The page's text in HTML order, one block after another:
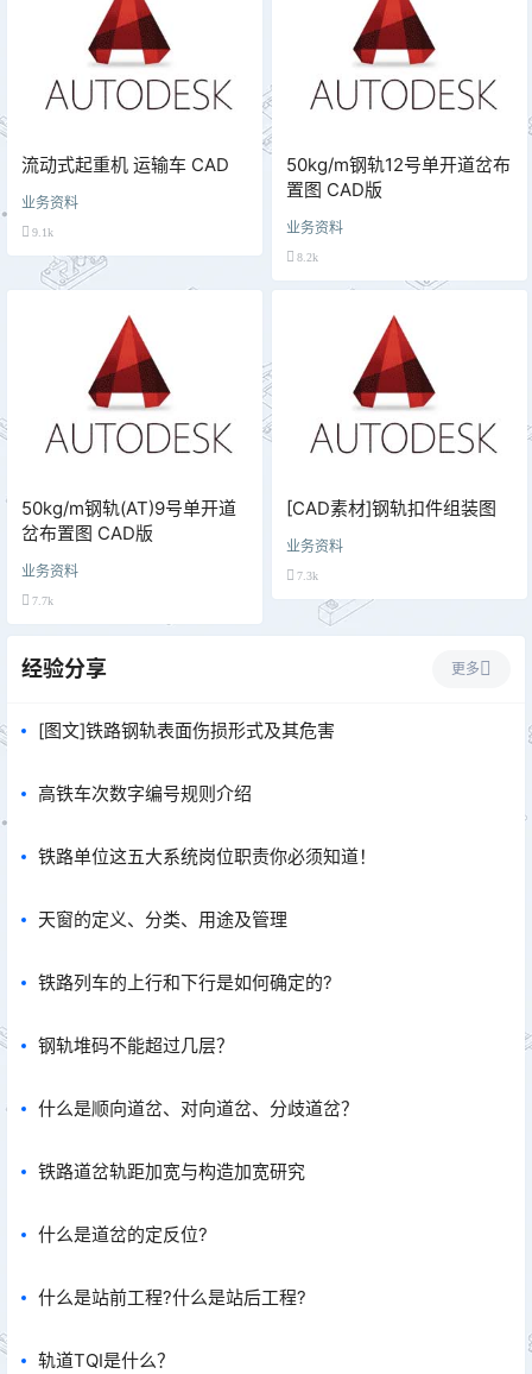
流动式起重机 运输车 CAD
业务资料
9.1k
50kg/m钢轨12号单开道岔布
置图 CAD版
业务资料
8.2k
50kg/m钢轨(AT)9号单开道
岔布置图 CAD版
业务资料
7.7k
[CAD素材]钢轨扣件组装图
业务资料
7.3k
经验分享 更多
[图文]铁路钢轨表面伤损形式及其危害
高铁车次数字编号规则介绍
铁路单位这五大系统岗位职责你必须知道！
天窗的定义、分类、用途及管理
铁路列车的上行和下行是如何确定的?
钢轨堆码不能超过几层？
什么是顺向道岔、对向道岔、分歧道岔？
铁路道岔轨距加宽与构造加宽研究
什么是道岔的定反位?
什么是站前工程?什么是站后工程?
轨道TQI是什么？